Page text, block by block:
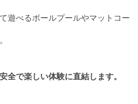
遊べるボールプールやマットコー
全で楽しい体験に直結します。